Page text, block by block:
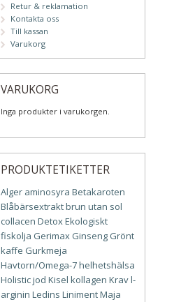
Retur & reklamation
Kontakta oss
Till kassan
Varukorg
VARUKORG
Inga produkter i varukorgen.
PRODUKTETIKETTER
Alger aminosyra Betakaroten
Blåbärsextraktbrun utan sol
collacen DetoxEkologiskt
fiskolja Gerimax Ginseng Grönt
kaffe Gurkmeja
Havtorn/Omega-7helhetshälsa
Holisticjod Kisel kollagen Kravl-
arginin Ledins LinimentMaja